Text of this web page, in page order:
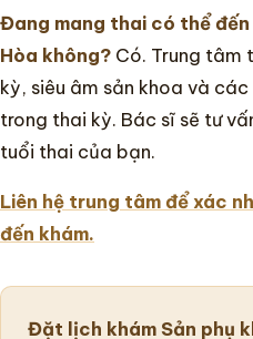
Đang mang thai có thể
Hòa không? Có. Trung tâm
kỳ, siêu âm sản khoa và
trong thai kỳ. Bác sĩ sẽ tư
tuổi thai của bạn.
Liên hệ trung tâm để xác
đến khám.
Đặt lịch khám Sản phụ